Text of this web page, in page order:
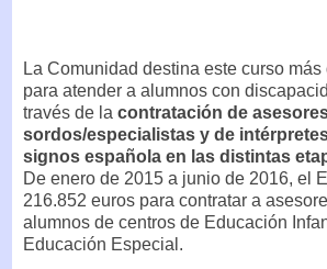
La Comunidad destina este curso
para atender a alumnos con
través de la contratación de
sordos/especialistas y de
signos española en las distintas
De enero de 2015 a junio de 2016, el
216.852 euros para contratar a
alumnos de centros de Educación
Educación Especial.